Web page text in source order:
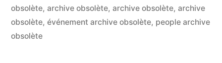
marketing
sur
obsolète, archive obsolète, archive obsolète, archive
obsolète, événement archive obsolète, people archive
obsolète